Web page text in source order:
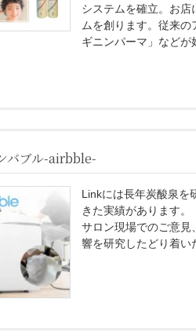
システムを確立。お
ムを創ります。従来
ギニンパーマ」などが
バブル-airbble-
Linkには長年炭酸泉を
きた実績があります。
サロン現場でのご意見
響を研究したどり着い